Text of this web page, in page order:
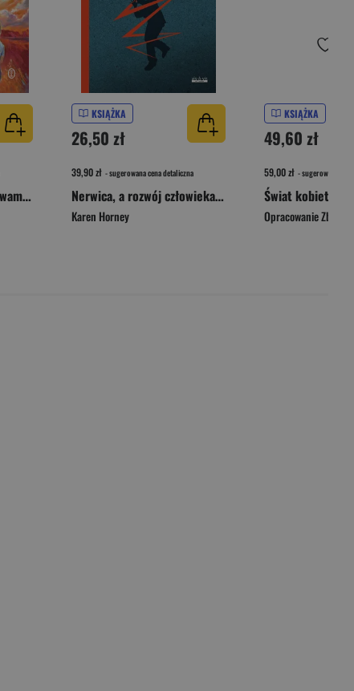
Odzyskana. Namaluj słowami dobre życie
KSIĄŻKA
26,50 zł
39,90 zł - sugerowana cena detaliczna
Nerwica, a rozwój człowieka. Walka o samorealizację
Karen Horney
KSIĄŻKA
49,60 zł
59,00 zł - sugerowana
Opracowanie